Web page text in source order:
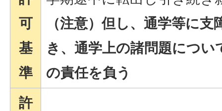
可
基
準
（注意）但し、通学等に
き、通学上の諸問題につ
の責任を負う
許